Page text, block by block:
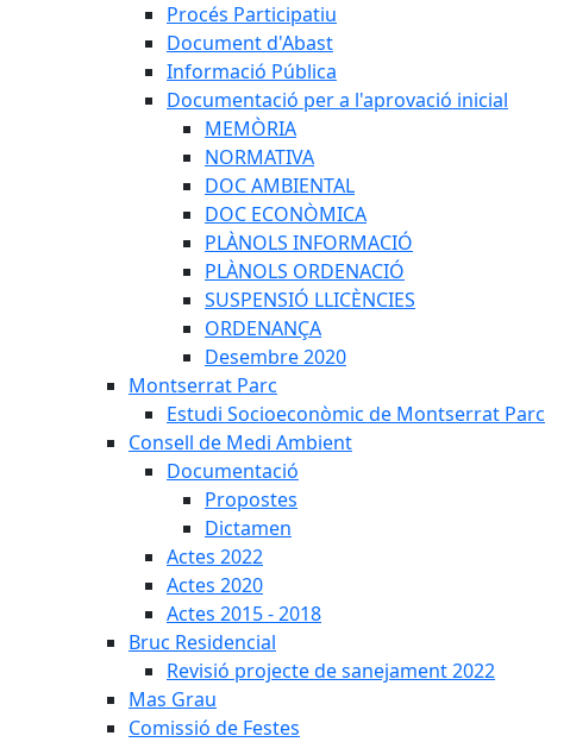
Procés Participatiu
Document d'Abast
Informació Pública
Documentació per a l'aprovació inicial
MEMÒRIA
NORMATIVA
DOC AMBIENTAL
DOC ECONÒMICA
PLÀNOLS INFORMACIÓ
PLÀNOLS ORDENACIÓ
SUSPENSIÓ LLICÈNCIES
ORDENANÇA
Desembre 2020
Montserrat Parc
Estudi Socioeconòmic de Montserrat Parc
Consell de Medi Ambient
Documentació
Propostes
Dictamen
Actes 2022
Actes 2020
Actes 2015 - 2018
Bruc Residencial
Revisió projecte de sanejament 2022
Mas Grau
Comissió de Festes